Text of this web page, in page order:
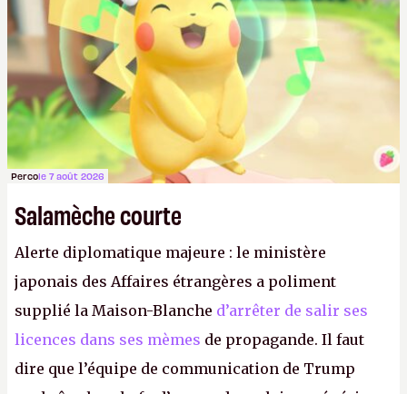
consoles à ces petits cons !
Percole 7 août 2026
Salamèche courte
Alerte diplomatique majeure : le ministère
japonais des Affaires étrangères a poliment
supplié la Maison-Blanche d’arrêter de salir ses
licences dans ses mèmes de propagande. Il faut
dire que l’équipe de communication de Trump